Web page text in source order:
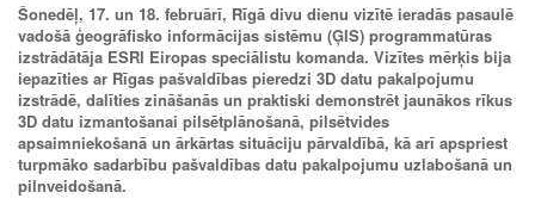
Šonedēļ, 17. un 18. februārī, Rīgā divu dienu vizītē ieradās pasaulē
vadošā ģeogrāfisko informācijas sistēmu (ĢIS) programmatūras
izstrādātāja ESRI Eiropas speciālistu komanda. Vizītes mērķis bija
iepazīties ar Rīgas pašvaldības pieredzi 3D datu pakalpojumu
izstrādē, dalīties zināšanās un praktiski demonstrēt jaunākos rīkus
3D datu izmantošanai pilsētplānošanā, pilsētvides
apsaimniekošanā un ārkārtas situāciju pārvaldībā, kā arī apspriest
turpmāko sadarbību pašvaldības datu pakalpojumu uzlabošanā un
pilnveidošanā.